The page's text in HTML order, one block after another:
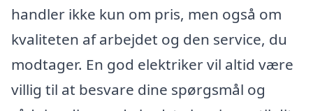
handler ikke kun om pris, men også om
kvaliteten af arbejdet og den service, du
modtager. En god elektriker vil altid være
villig til at besvare dine spørgsmål og